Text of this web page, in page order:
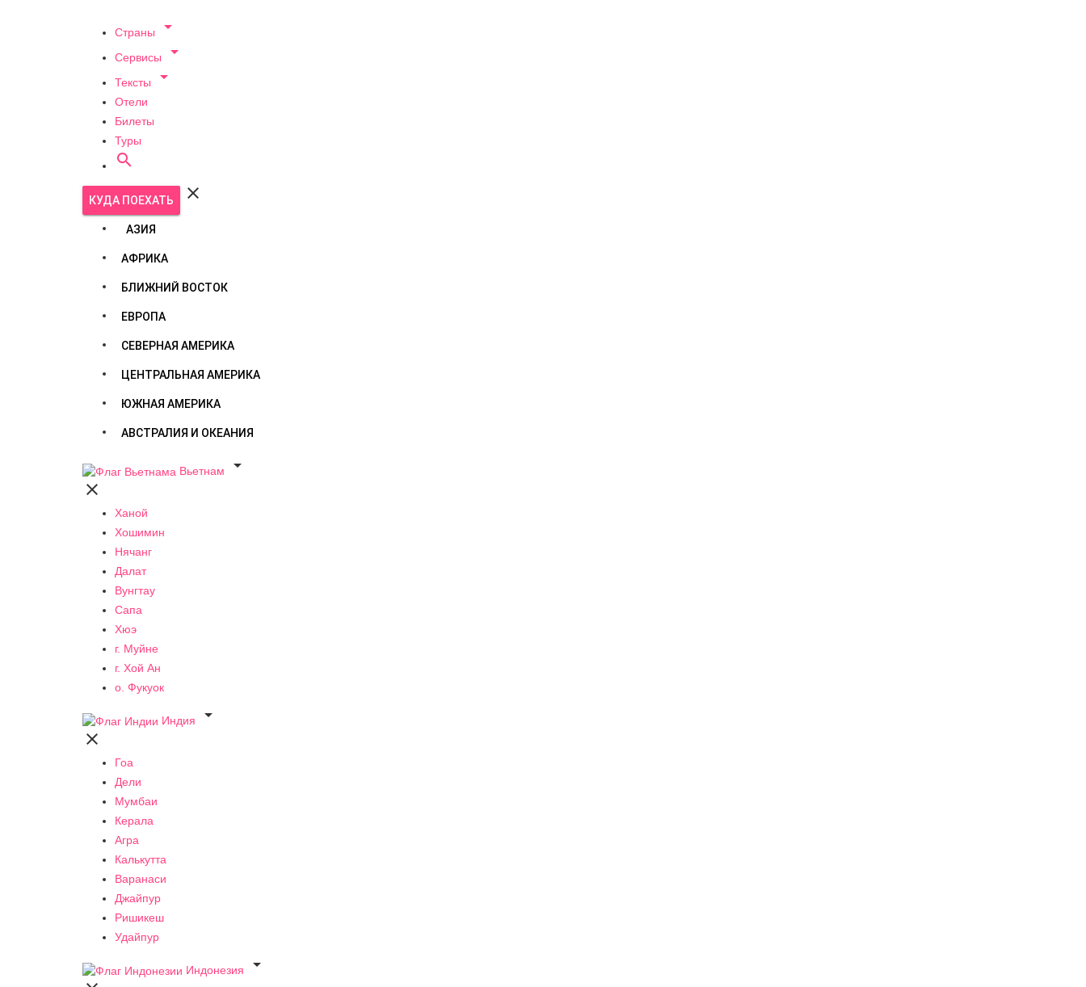
Страны 
Сервисы 
Тексты 
Отели
Билеты
Туры

КУДА ПОЕХАТЬ 
АЗИЯ
АФРИКА
БЛИЖНИЙ ВОСТОК
ЕВРОПА
СЕВЕРНАЯ АМЕРИКА
ЦЕНТРАЛЬНАЯ АМЕРИКА
ЮЖНАЯ АМЕРИКА
АВСТРАЛИЯ И ОКЕАНИЯ
Вьетнам


Ханой
Хошимин
Нячанг
Далат
Вунгтау
Сапа
Хюэ
г. Муйне
г. Хой Ан
о. Фукуок
Индия


Гоа
Дели
Мумбаи
Керала
Агра
Калькутта
Варанаси
Джайпур
Ришикеш
Удайпур
Индонезия
